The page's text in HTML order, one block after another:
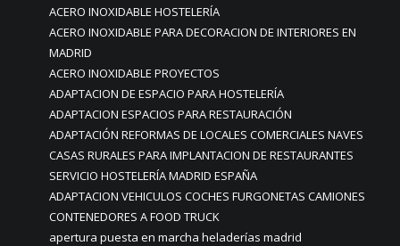
ACERO INOXIDABLE HOSTELERÍA
ACERO INOXIDABLE PARA DECORACION DE INTERIORES EN
MADRID
ACERO INOXIDABLE PROYECTOS
ADAPTACION DE ESPACIO PARA HOSTELERÍA
ADAPTACION ESPACIOS PARA RESTAURACIÓN
ADAPTACIÓN REFORMAS DE LOCALES COMERCIALES NAVES
CASAS RURALES PARA IMPLANTACION DE RESTAURANTES
SERVICIO HOSTELERÍA MADRID ESPAÑA
ADAPTACION VEHICULOS COCHES FURGONETAS CAMIONES
CONTENEDORES A FOOD TRUCK
apertura puesta en marcha heladerías madrid